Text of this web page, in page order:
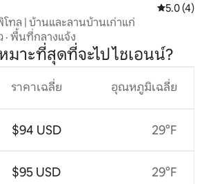
คะแนนเฉลี่
5.0 (4)
ทล | บ้านและลานบ้านเก่าแก่
· พื้นที่กลางแจ้ง
มาะที่สุดที่จะไป ไชเอนน์?
ราคาเฉลี่ย
$94 USD
$95 USD
อุณหภูมิเฉลี่ย
29°F
29°F